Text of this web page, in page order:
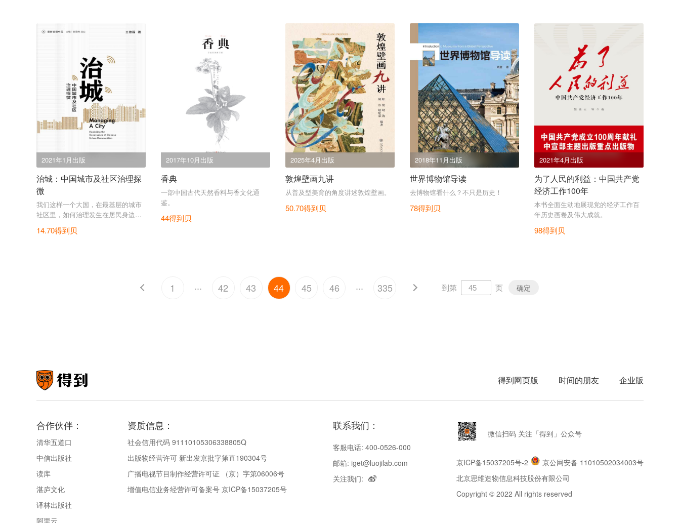
2021年1月出版
治城：中国城市及社区治理探
微
我们这样一个大国，在最基层的城市
社区里，如何治理发生在居民身边
14.70得到贝
2017年10月出版
香典
一部中国古代天然香料与香文化通
鉴。
44得到贝
2025年4月出版
敦煌壁画九讲
从普及型美育的角度讲述敦煌壁画。
50.70得到贝
2018年11月出版
世界博物馆导读
去博物馆看什么？不只是历史！
78得到贝
2021年4月出版
为了人民的利益：中国共产党
经济工作100年
本书全面生动地展现党的经济工作百
年历史画卷及伟大成就。
98得到贝
1 ... 42 43 44 45 46 ... 335 到第 页 确定
得到网页版 时间的朋友 企业版
合作伙伴：
清华五道口
中信出版社
读库
湛庐文化
译林出版社
阿里云
资质信息：
社会信用代码 91110105306338805Q
出版物经营许可 新出发京批字第直190304号
广播电视节目制作经营许可证 （京）字第06006号
增值电信业务经营许可备案号 京ICP备15037205号
联系我们：
客服电话: 400-0526-000
邮箱: iget@luojilab.com
关注我们:
微信扫码 关注「得到」公众号
京ICP备15037205号-2
京公网安备 11010502034003号
北京思维造物信息科技股份有限公司
Copyright © 2022 All rights reserved